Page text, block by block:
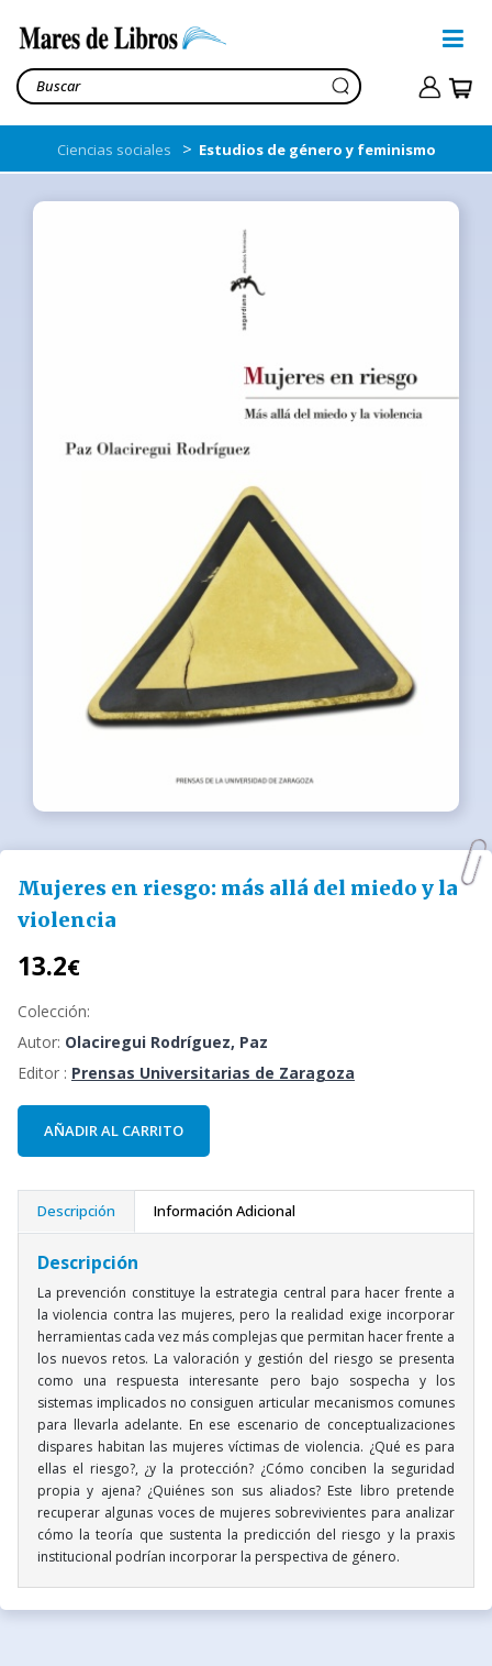
Ciencias sociales > Estudios de género y feminismo
Mujeres en riesgo: más allá del miedo y la
violencia
13.2€
Colección:
Autor: Olaciregui Rodríguez, Paz
Editor : Prensas Universitarias de Zaragoza
AÑADIR AL CARRITO
Descripción Información Adicional
Descripción
La prevención constituye la estrategia central para hacer frente a
la violencia contra las mujeres, pero la realidad exige incorporar
herramientas cada vez más complejas que permitan hacer frente a
los nuevos retos. La valoración y gestión del riesgo se presenta
como una respuesta interesante pero bajo sospecha y los
sistemas implicados no consiguen articular mecanismos comunes
para llevarla adelante. En ese escenario de conceptualizaciones
dispares habitan las mujeres víctimas de violencia. ¿Qué es para
ellas el riesgo?, ¿y la protección? ¿Cómo conciben la seguridad
propia y ajena? ¿Quiénes son sus aliados? Este libro pretende
recuperar algunas voces de mujeres sobrevivientes para analizar
cómo la teoría que sustenta la predicción del riesgo y la praxis
institucional podrían incorporar la perspectiva de género.